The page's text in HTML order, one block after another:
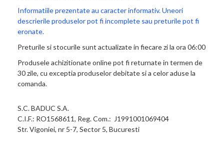
Informatiile prezentate au caracter informativ. Uneori
descrierile produselor pot fi incomplete sau preturile pot fi
eronate.
Preturile si stocurile sunt actualizate in fiecare zi la ora 06:00
Produsele achizitionate online pot fi returnate in termen de
30 zile, cu exceptia produselor debitate si a celor aduse la
comanda.
S.C. BADUC S.A.
C.I.F.: RO1568611, Reg. Com.: J1991001069404
Str. Vigoniei, nr 5-7, Sector 5, Bucuresti